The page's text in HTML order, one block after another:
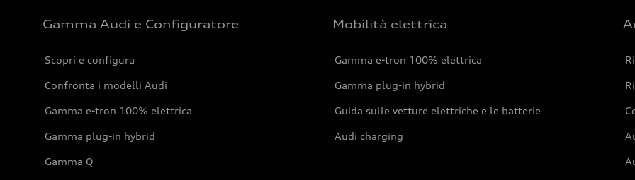
Gamma Audi e Configuratore
Scopri e configura
Confronta i modelli Audi
Gamma e-tron 100% elettrica
Gamma plug-in hybrid
Gamma Q
Mobilità elettrica
Gamma e-tron 100% elettrica
Gamma plug-in hybrid
Guida sulle vetture elettriche e le batterie
Audi charging